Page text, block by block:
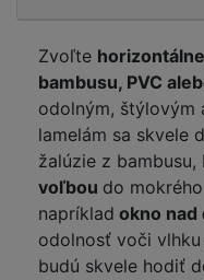
Zvoľte
bambusu, PVC
odolným, štýlovým
lamelám sa skvele
žalúzie z bambusu,
voľbou do
napríklad okno nad
odolnosť voči
budú skvele hodiť